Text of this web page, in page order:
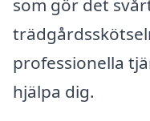
som gör det
professionella
hjälpa dig.